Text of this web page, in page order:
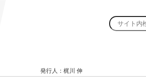
発行人：梶川 伸